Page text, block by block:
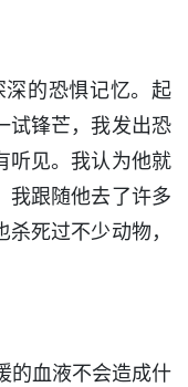
的恐惧记忆。起
试锋芒，我发出恐
听见。我认为他就
我跟随他去了许多
死过不少动物，
血液不会造成什